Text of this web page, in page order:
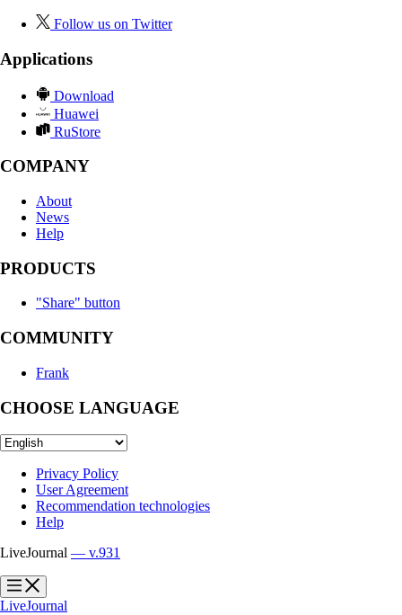
Follow us on Twitter
Applications
Download
Huawei
RuStore
COMPANY
About
News
Help
PRODUCTS
"Share" button
COMMUNITY
Frank
CHOOSE LANGUAGE
Privacy Policy
User Agreement
Recommendation technologies
Help
LiveJournal — v.931
?
?
LiveJournal